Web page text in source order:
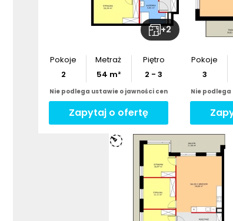
+2
Pokoje
2
Metraż
54 m²
Piętro
2 - 3
Nie podlega ustawie o jawności cen
Zapytaj o ofertę
Pokoje
3
Nie